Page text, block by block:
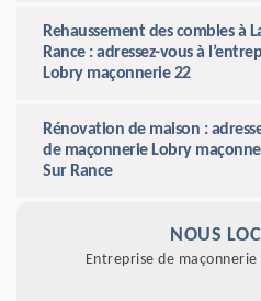
Rehaussement des combles à
Rance : adressez-vous à
Lobry maçonnerie 22
Rénovation de maison :
de maçonnerie Lobry
Sur Rance
NOUS
Entreprise de